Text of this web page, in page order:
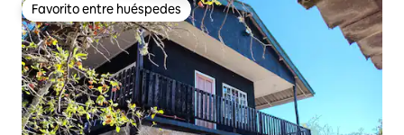
Favorito entre huéspedes
Favorito entre huéspedes